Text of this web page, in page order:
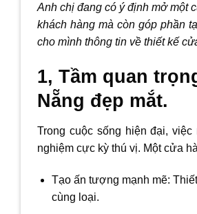
Anh chị đang có ý định mở một
khách hàng mà còn góp phần
cho mình thông tin về thiết kế
1, Tầm quan
Nẵng đẹp mắt.
Trong cuộc sống hiện đại,
nghiệm cực kỳ thú vị. Một cửa
Tạo ấn tượng mạnh mẽ:
cùng loại.